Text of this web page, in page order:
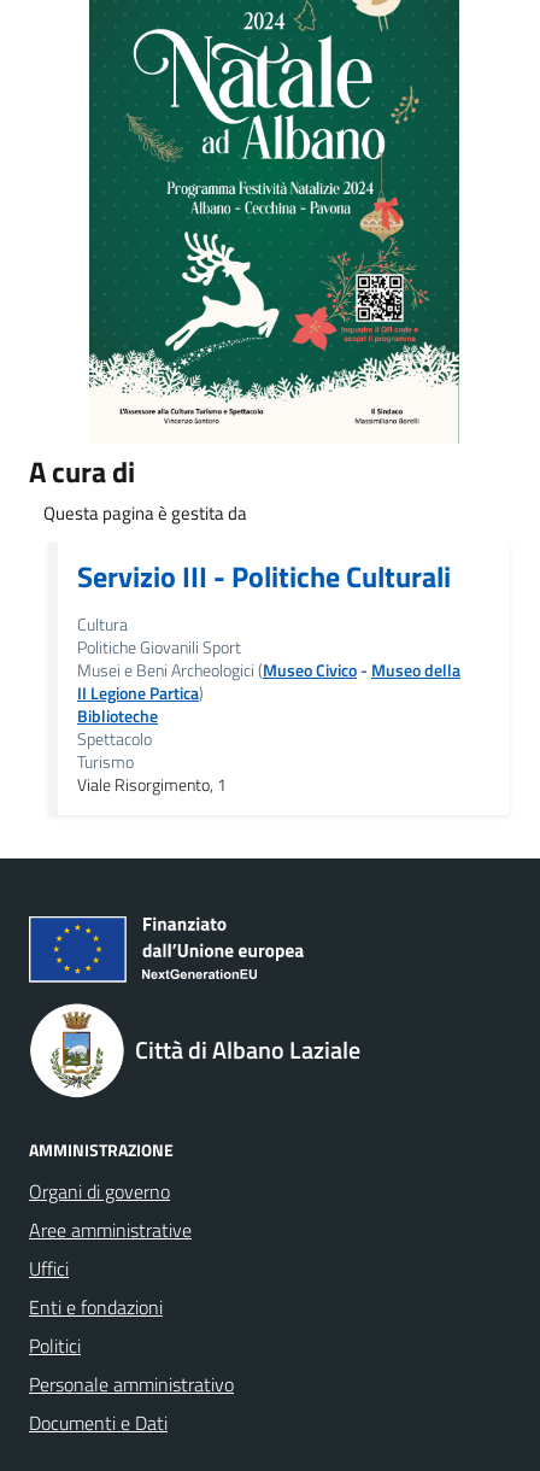
A cura di
Questa pagina è gestita da
Servizio III - Politiche Culturali
Cultura
Politiche Giovanili Sport
Musei e Beni Archeologici (Museo Civico- Museo della
II Legione Partica)
Biblioteche
Spettacolo
Turismo
Viale Risorgimento, 1
Città di Albano Laziale
AMMINISTRAZIONE
Organi di governo
Aree amministrative
Uffici
Enti e fondazioni
Politici
Personale amministrativo
Documenti e Dati